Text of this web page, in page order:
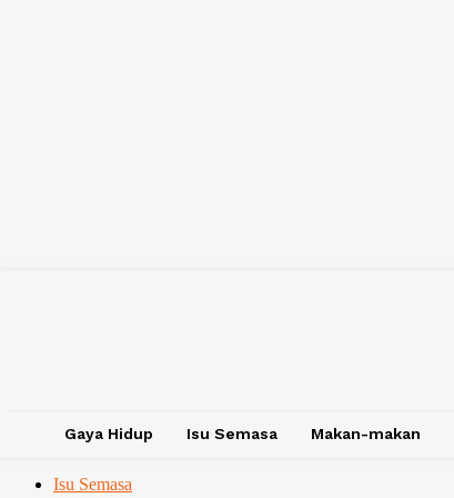
Gaya Hidup Isu Semasa Makan-makan
Isu Semasa